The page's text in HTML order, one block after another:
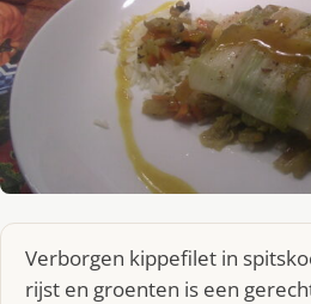
Verborgen kippefilet in
rijst en groenten is een